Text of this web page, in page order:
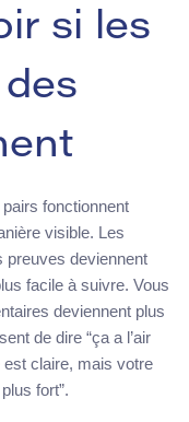
si les
fonctionnent
visible. Les
preuves deviennent
facile à suivre. Vous
deviennent plus
de dire “ça a l’air
est claire, mais votre
fort”.